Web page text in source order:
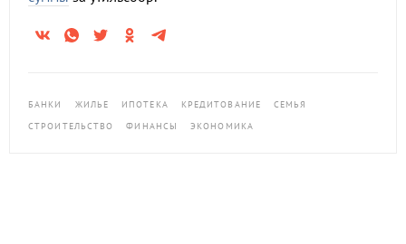
БАНКИ ЖИЛЬЕ ИПОТЕКА КРЕДИТОВАНИЕ
СЕМЬЯ
СТРОИТЕЛЬСТВО
ФИНАНСЫ ЭКОНОМИКА